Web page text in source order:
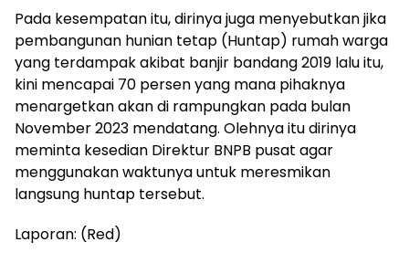
Pada kesempatan itu, dirinya juga menyebutkan jika
pembangunan hunian tetap (Huntap) rumah warga
yang terdampak akibat banjir bandang 2019 lalu itu,
kini mencapai 70 persen yang mana pihaknya
menargetkan akan di rampungkan pada bulan
November 2023 mendatang. Olehnya itu dirinya
meminta kesedian Direktur BNPB pusat agar
menggunakan waktunya untuk meresmikan
langsung huntap tersebut.
Laporan: (Red)